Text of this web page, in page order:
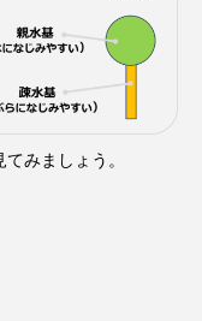
みましょう。